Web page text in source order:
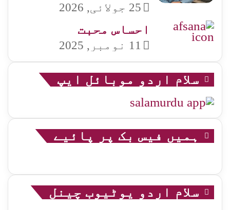
25 جولائی, 2026
احساس محبت
11 نومبر, 2025
سلام اردو موبائل ایپ
ہمیں فیس بک پر پائیے
سلام اردو یوٹیوب چینل